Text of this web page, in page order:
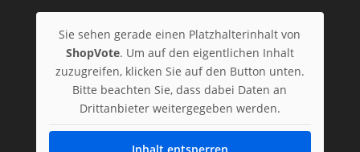
Sie sehen gerade einen Platzhalterinhalt von
ShopVote. Um auf den eigentlichen Inhalt
zuzugreifen, klicken Sie auf den Button unten.
Bitte beachten Sie, dass dabei Daten an
Drittanbieter weitergegeben werden.